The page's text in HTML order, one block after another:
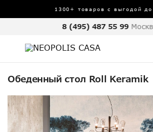
1300+ товаров с выгодой до
8 (495) 487 55 99
Обеденный стол Roll Keramik